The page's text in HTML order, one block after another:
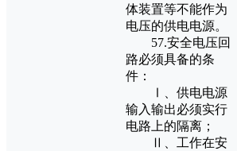
体装置等不能作为
电压的供电电源。
57.安全电压回
路必须具备的条
件：
Ⅰ、供电电源
输入输出必须实行
电路上的隔离；
Ⅱ、工作在安